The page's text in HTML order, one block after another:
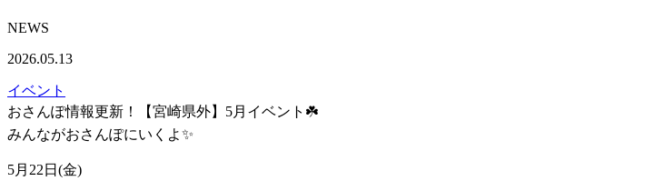
NEWS
2026.05.13
イベント
おさんぽ情報更新！【宮崎県外】5月イベント☘️
みんながおさんぽにいくよ✨
5月22日(金)